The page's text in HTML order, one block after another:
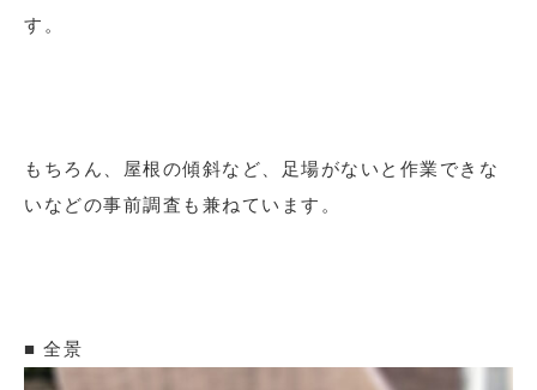
す。
もちろん、屋根の傾斜など、足場がないと作業できな
いなどの事前調査も兼ねています。
■ 全景